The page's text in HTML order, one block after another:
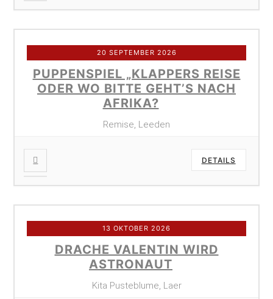
20 SEPTEMBER 2026
PUPPENSPIEL „KLAPPERS REISE
ODER WO BITTE GEHT’S NACH
AFRIKA?
Remise, Leeden
DETAILS
13 OKTOBER 2026
DRACHE VALENTIN WIRD
ASTRONAUT
Kita Pusteblume, Laer